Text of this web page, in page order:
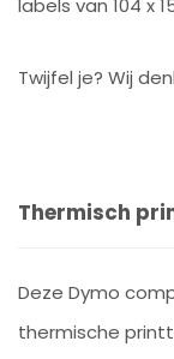
labels van 104 x
Twijfel je? Wij
Thermisch
Deze Dymo
thermische